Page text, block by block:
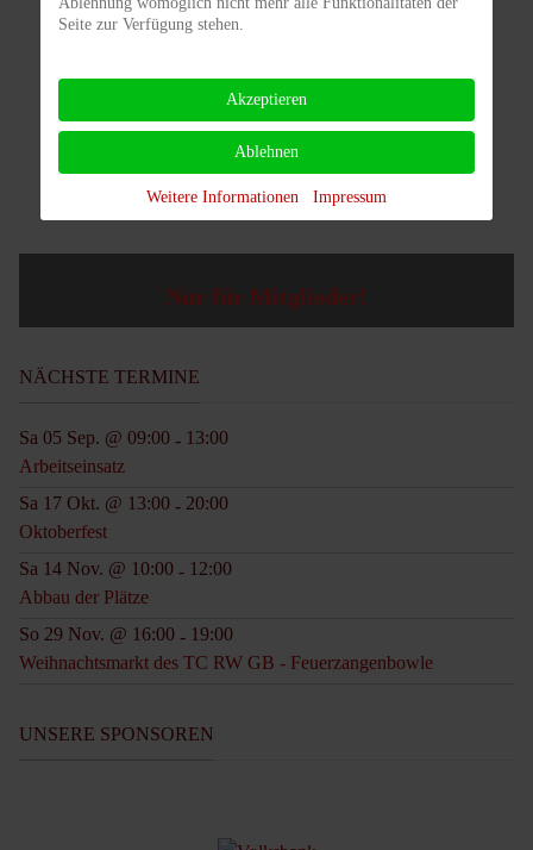
Nur für Mitglieder!
NÄCHSTE TERMINE
Sa 05 Sep. @ 09:00 - 13:00
Arbeitseinsatz
Sa 17 Okt. @ 13:00 - 20:00
Oktoberfest
Sa 14 Nov. @ 10:00 - 12:00
Abbau der Plätze
So 29 Nov. @ 16:00 - 19:00
Weihnachtsmarkt des TC RW GB - Feuerzangenbowle
UNSERE SPONSOREN
Seite zur Verfügung stehen.
Akzeptieren
Ablehnen
Weitere Informationen Impressum